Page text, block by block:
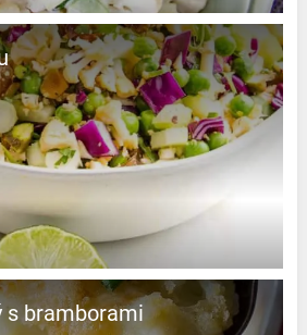
s bramborami